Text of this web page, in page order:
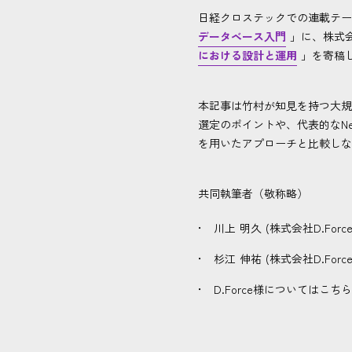
日経クロステックでの連載テ
データベース入門 」に、株式
における設計と運用 」を寄稿
本記事は竹村が知見を持つ大
選定のポイントや、代表的な
を用いたアプローチと比較し
共同執筆者（敬称略）
川上 明久 (株式会社
杉江 伸祐 (株式会社
D.Force様についてはこち